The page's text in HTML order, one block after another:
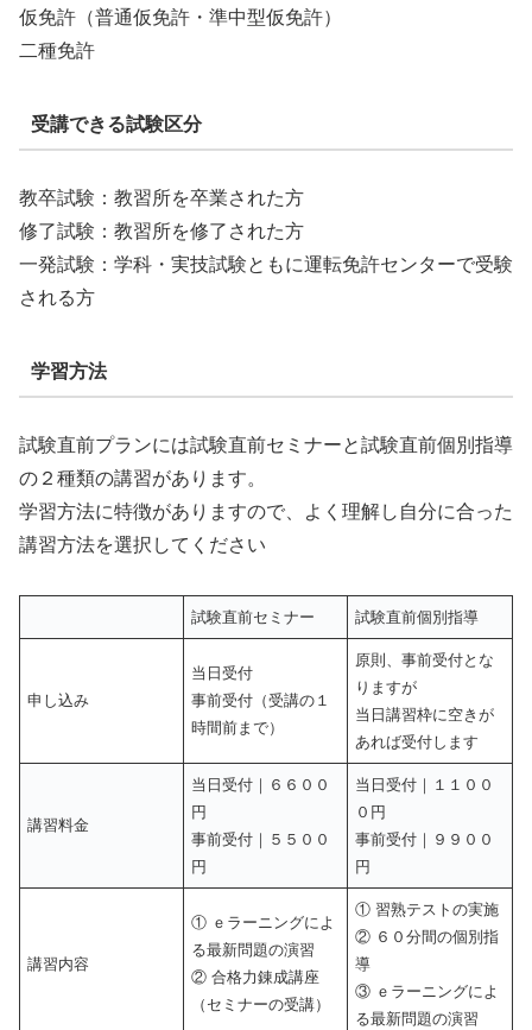
仮免許（普通仮免許・準中型仮免許）
二種免許
受講できる試験区分
教卒試験：教習所を卒業された方
修了試験：教習所を修了された方
一発試験：学科・実技試験ともに運転免許センターで受験
される方
学習方法
試験直前プランには試験直前セミナーと試験直前個別指導
の２種類の講習があります。
学習方法に特徴がありますので、よく理解し自分に合った
講習方法を選択してください
試験直前セミナー 試験直前個別指導
申し込み
当日受付
事前受付（受講の１
時間前まで）
原則、事前受付とな
りますが
当日講習枠に空きが
あれば受付します
講習料金
当日受付｜６６００
円
事前受付｜５５００
円
当日受付｜１１００
０円
事前受付｜９９００
円
講習内容
① ｅラーニングによ
る最新問題の演習
② 合格力錬成講座
（セミナーの受講）
① 習熟テストの実施
② ６０分間の個別指
導
③ ｅラーニングによ
る最新問題の演習